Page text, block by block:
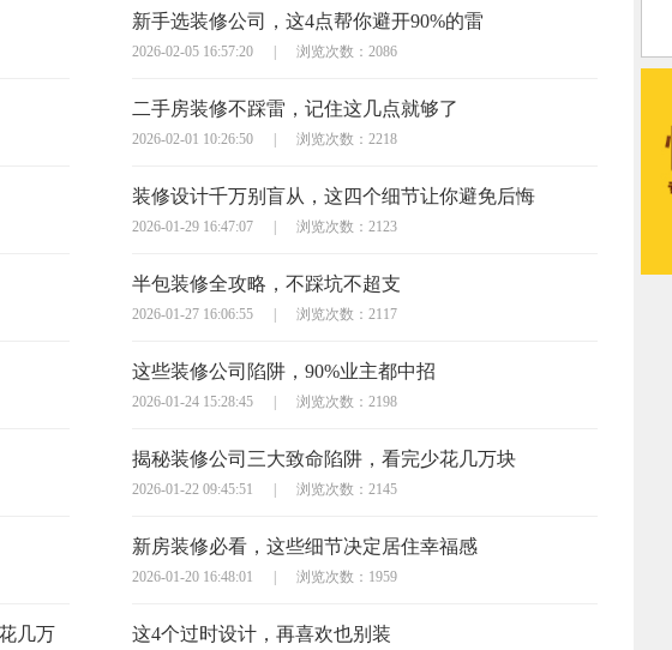
新手选装修公司，这4点帮你避开90%的雷
2026-02-05 16:57:20 | 浏览次数：2086
二手房装修不踩雷，记住这几点就够了
2026-02-01 10:26:50 | 浏览次数：2218
装修设计千万别盲从，这四个细节让你避免后悔
2026-01-29 16:47:07 | 浏览次数：2123
半包装修全攻略，不踩坑不超支
2026-01-27 16:06:55 | 浏览次数：2117
这些装修公司陷阱，90%业主都中招
2026-01-24 15:28:45 | 浏览次数：2198
揭秘装修公司三大致命陷阱，看完少花几万块
2026-01-22 09:45:51 | 浏览次数：2145
新房装修必看，这些细节决定居住幸福感
2026-01-20 16:48:01 | 浏览次数：1959
几万 这4个过时设计，再喜欢也别装